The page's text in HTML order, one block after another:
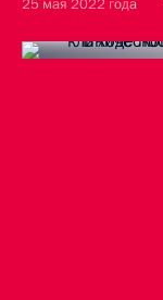
25 мая 2022 года